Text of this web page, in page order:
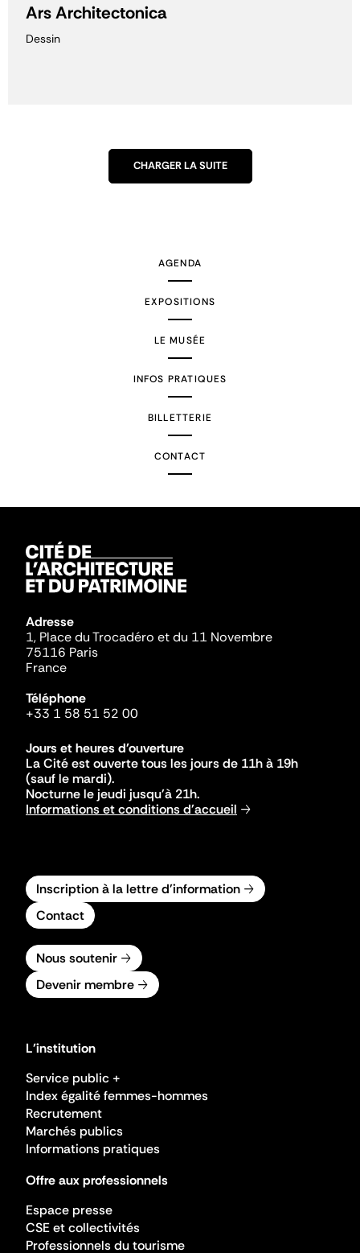
Ars Architectonica
Dessin
CHARGER LA SUITE
AGENDA
EXPOSITIONS
LE MUSÉE
INFOS PRATIQUES
BILLETTERIE
CONTACT
Adresse
1, Place du Trocadéro et du 11 Novembre
75116 Paris
France
Téléphone
+33 1 58 51 52 00
Jours et heures d'ouverture
La Cité est ouverte tous les jours de 11h à 19h
(sauf le mardi).
Nocturne le jeudi jusqu'à 21h.
Informations et conditions d'accueil
Inscription à la lettre d'information
Contact
Nous soutenir
Devenir membre
L'institution
Service public +
Index égalité femmes-hommes
Recrutement
Marchés publics
Informations pratiques
Offre aux professionnels
Espace presse
CSE et collectivités
Professionnels du tourisme